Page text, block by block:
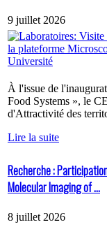
9 juillet 2026
À l'issue de
Food Systems », le
d'Attractivité des
Lire la suite
Recherche :
Molecular Imaging of ...
8 juillet 2026